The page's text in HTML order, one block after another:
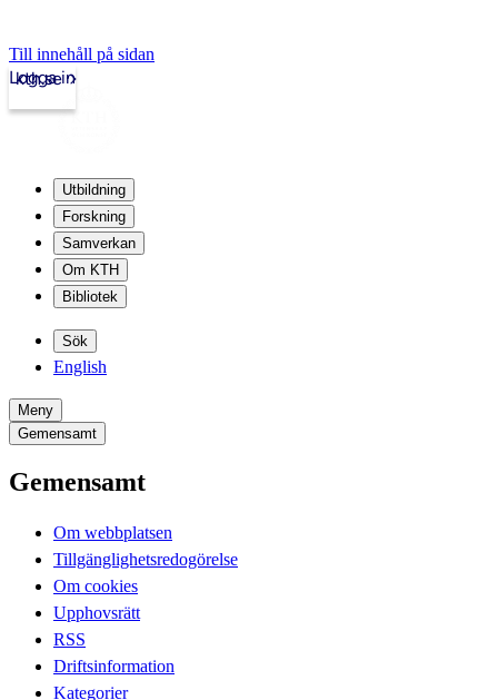
Till innehåll på sidan
kth.se
Logga in
Utbildning
Forskning
Samverkan
Om KTH
Bibliotek
Sök
English
Meny
Gemensamt
Gemensamt
Om webbplatsen
Tillgänglighetsredogörelse
Om cookies
Upphovsrätt
RSS
Driftsinformation
Kategorier